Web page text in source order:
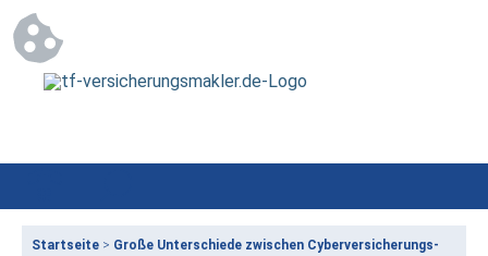
Startseite > Große Unterschiede zwischen Cyberversicherungs-